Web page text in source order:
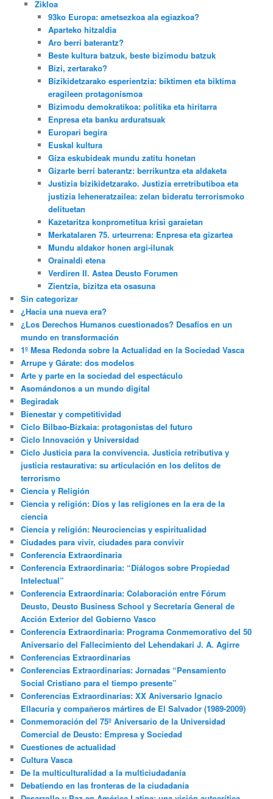
Zikloa
93ko Europa: ametsezkoa ala egiazkoa?
Aparteko hitzaldia
Aro berri baterantz?
Beste kultura batzuk, beste bizimodu batzuk
Bizi, zertarako?
Bizikidetzarako esperientzia: biktimen eta biktima
eragileen protagonismoa
Bizimodu demokratikoa: politika eta hiritarra
Enpresa eta banku arduratsuak
Europari begira
Euskal kultura
Giza eskubideak mundu zatitu honetan
Gizarte berri baterantz: berrikuntza eta aldaketa
Justizia bizikidetzarako. Justizia erretributiboa eta
justizia leheneratzailea: zelan bideratu terrorismoko
delituetan
Kazetaritza konprometitua krisi garaietan
Merkatalaren 75. urteurrena: Enpresa eta gizartea
Mundu aldakor honen argi-ilunak
Orainaldi etena
Verdiren II. Astea Deusto Forumen
Zientzia, bizitza eta osasuna
Sin categorizar
¿Hacia una nueva era?
¿Los Derechos Humanos cuestionados? Desafíos en un
mundo en transformación
1º Mesa Redonda sobre la Actualidad en la Sociedad Vasca
Arrupe y Gárate: dos modelos
Arte y parte en la sociedad del espectáculo
Asomándonos a un mundo digital
Begiradak
Bienestar y competitividad
Ciclo Bilbao-Bizkaia: protagonistas del futuro
Ciclo Innovación y Universidad
Ciclo Justicia para la convivencia. Justicia retributiva y
justicia restaurativa: su articulación en los delitos de
terrorismo
Ciencia y Religión
Ciencia y religión: Dios y las religiones en la era de la
ciencia
Ciencia y religión: Neurociencias y espiritualidad
Ciudades para vivir, ciudades para convivir
Conferencia Extraordinaria
Conferencia Extraordinaria: “Diálogos sobre Propiedad
Intelectual”
Conferencia Extraordinaria: Colaboración entre Fórum
Deusto, Deusto Business School y Secretaría General de
Acción Exterior del Gobierno Vasco
Conferencia Extraordinaria: Programa Conmemorativo del 50
Aniversario del Fallecimiento del Lehendakari J. A. Agirre
Conferencias Extraordinarias
Conferencias Extraordinarias: Jornadas “Pensamiento
Social Cristiano para el tiempo presente”
Conferencias Extraordinarias: XX Aniversario Ignacio
Ellacuria y compañeros mártires de El Salvador (1989-2009)
Conmemoración del 75º Aniversario de la Universidad
Comercial de Deusto: Empresa y Sociedad
Cuestiones de actualidad
Cultura Vasca
De la multiculturalidad a la multiciudadania
Debatiendo en las fronteras de la ciudadanía